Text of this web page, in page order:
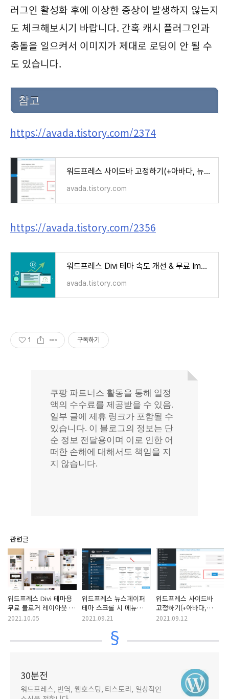
러그인 활성화 후에 이상한 증상이 발생하지 않는지
도 체크해보시기 바랍니다. 간혹 캐시 플러그인과
충돌을 일으켜서 이미지가 제대로 로딩이 안 될 수
도 있습니다.
참고
https://avada.tistory.com/2374
워드프레스 사이드바 고정하기(+아바다, 뉴스페이퍼, GeneratePress 테마)
avada.tistory.com
https://avada.tistory.com/2356
워드프레스 Divi 테마 속도 개선 & 무료 Immigration Lawyer 레이아웃 팩 공개
avada.tistory.com
1 구독하기
관련글
워드프레스 Divi 테마용
무료 블로거 레이아웃 팩
(Blogger Layout
2021.10.05
워드프레스 뉴스페이퍼
테마 스크롤 시 메뉴
숨김(스마트 스냅) 옵션
2021.09.21
워드프레스 사이드바
고정하기(+아바다,
뉴스페이퍼,
2021.09.12
30분전
워드프레스, 번역, 웹호스팅, 티스토리, 일상적인